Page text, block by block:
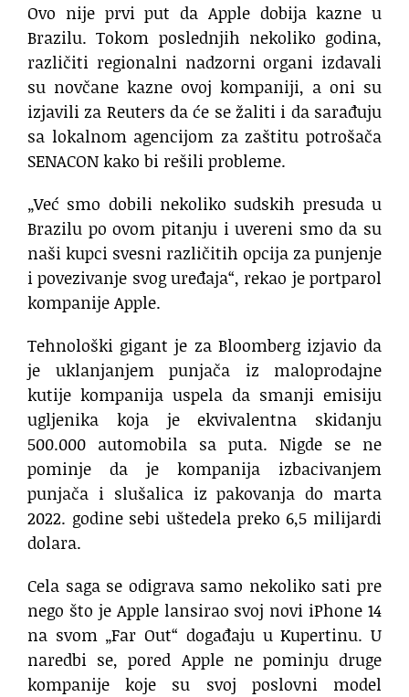
Ovo nije prvi put da Apple dobija kazne u
Brazilu. Tokom poslednjih nekoliko godina,
različiti regionalni nadzorni organi izdavali
su novčane kazne ovoj kompaniji, a oni su
izjavili za Reuters da će se žaliti i da sarađuju
sa lokalnom agencijom za zaštitu potrošača
SENACON kako bi rešili probleme.
„Već smo dobili nekoliko sudskih presuda u
Brazilu po ovom pitanju i uvereni smo da su
naši kupci svesni različitih opcija za punjenje
i povezivanje svog uređaja“, rekao je portparol
kompanije Apple.
Tehnološki gigant je za Bloomberg izjavio da
je uklanjanjem punjača iz maloprodajne
kutije kompanija uspela da smanji emisiju
ugljenika koja je ekvivalentna skidanju
500.000 automobila sa puta. Nigde se ne
pominje da je kompanija izbacivanjem
punjača i slušalica iz pakovanja do marta
2022. godine sebi uštedela preko 6,5 milijardi
dolara.
Cela saga se odigrava samo nekoliko sati pre
nego što je Apple lansirao svoj novi iPhone 14
na svom „Far Out“ događaju u Kupertinu. U
naredbi se, pored Apple ne pominju druge
kompanije koje su svoj poslovni model